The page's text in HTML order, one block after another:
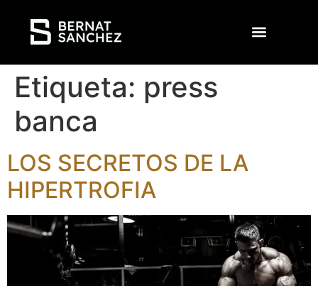
Etiqueta: press
banca
LOS SECRETOS DE LA
HIPERTROFIA